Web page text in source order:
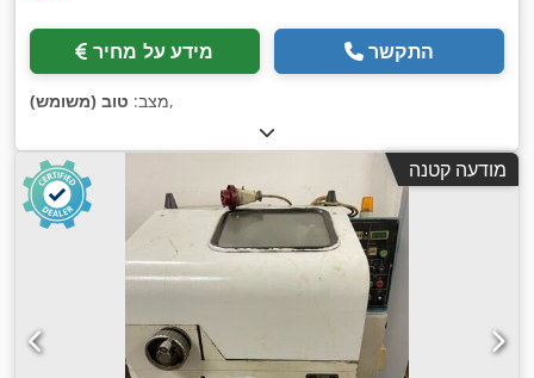
מידע על מחיר התקשר
מצב: טוב (משומש) ,
מודעה קטנה